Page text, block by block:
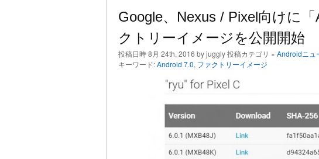
Google、Nexus / Pixel向けに
クトリーイメージを公開開始
投稿日時 8月 24th, 2016 by juggly 投稿カテゴリ » Androidニュ
キーワード:Android 7.0, ファクトリーイメージ